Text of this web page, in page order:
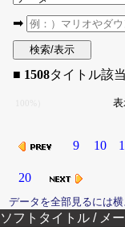
➡
■ 1508タイトル該
表
9 10
20
リース日
ソフトタイトル / メ